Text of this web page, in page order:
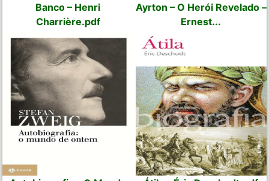
Banco – Henri
Charrière.pdf
Ayrton – O Herói Revelado –
Ernest...